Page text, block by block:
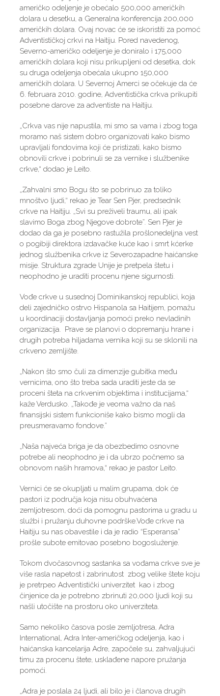
američko odeljenje je obećalo 500,000 američkih
dolara u desetku, a Generalna konferencija 200,000
američkih dolara. Ovaj novac će se iskoristiti za pomoć
Adventističkoj crkvi na Haitiju. Pored navedenog,
Severno-američko odeljenje je doniralo i 175,000
američkih dolara koji nisu prikupljeni od desetka, dok
su druga odeljenja obećala ukupno 150,000
američkih dolara. U Severnoj Amerci se očekuje da će
6. februara 2010. godine, Adventistička crkva prikupiti
posebne darove za adventiste na Haitiju.
„Crkva vas nije napustila, mi smo sa vama i zbog toga
moramo naš sistem dobro organizovati kako bismo
upravljali fondovima koji će pristizati, kako bismo
obnovili crkve i pobrinuli se za vernike i službenike
crkve,“ dodao je Leito.
„Zahvalni smo Bogu što se pobrinuo za toliko
mnoštvo ljudi,“ rekao je Tear Sen Pjer, predsednik
crkve na Haitiju. „Svi su preživeli traumu, ali ipak
slavimo Boga zbog Njegove dobrote”. Sen Pjer je
dodao da ga je posebno rastužila prošlonedeljna vest
o pogibiji direktora izdavačke kuće kao i smrt kćerke
jednog službenika crkve iz Severozapadne haićanske
misije. Struktura zgrade Unije je pretpela štetu i
neophodno je uraditi procenu njene sigurnosti.
Vođe crkve u susednoj Dominikanskoj republici, koja
deli zajedničko ostrvo Hispanola sa Haitijem, pomažu
u koordinaciji dostavljanja pomoći preko nevladinih
organizacija. Prave se planovi o dopremanju hrane i
drugih potreba hiljadama vernika koji su se sklonili na
crkveno zemljište.
„Nakon što smo čuli za dimenzije gubitka među
vernicima, ono što treba sada uraditi jeste da se
proceni šteta na crkvenim objektima i institucijama,“
kaže Verdusko. „Takođe je veoma važno da naš
finansijski sistem funkcioniše kako bismo mogli da
preusmeravamo fondove.”
„Naša najveća briga je da obezbedimo osnovne
potrebe ali neophodno je i da ubrzo počnemo sa
obnovom naših hramova,“ rekao je pastor Leito.
Vernici će se okupljati u malim grupama, dok će
pastori iz područja koja nisu obuhvaćena
zemljotresom, doći da pomognu pastorima u gradu u
službi i pružanju duhovne podrške.Vođe crkve na
Haitiju su nas obavestile i da je radio “Esperansa”
prošle subote emitovao posebno bogosluženje.
Tokom dvočasovnog sastanka sa vođama crkve sve je
više rasla napetost i zabrinutost zbog velike štete koju
je pretrpeo Adventistički univerzitet kao i zbog
činjenice da je potrebno zbrinuti 20,000 ljudi koji su
našli utočište na prostoru oko univerziteta.
Samo nekoliko časova posle zemljotresa, Adra
International, Adra Inter-američkog odeljenja, kao i
haićanska kancelarija Adre, započele su, zahvaljujući
timu za procenu štete, usklađene napore pružanja
pomoći.
„Adra je poslala 24 ljudi, ali bilo je i članova drugih